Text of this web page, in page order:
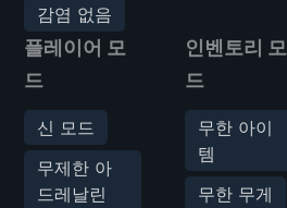
감염 없음
플레이어 모
드
신 모드
무제한 아
드레날린
인벤토리 모
드
무한 아이
템
무한 무게